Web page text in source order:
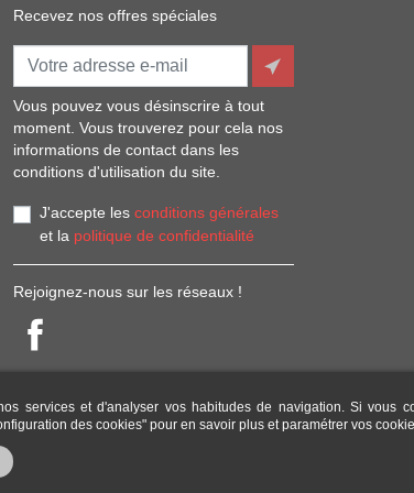
services et d'analyser vos habitudes de navigation. Si vous
des cookies" pour en savoir plus et paramétrer vos
Recevez nos offres spéciales
Vous pouvez vous désinscrire à tout
moment. Vous trouverez pour cela nos
informations de contact dans les
conditions d'utilisation du site.
J'accepte les conditions générales
et la politique de confidentialité
Rejoignez-nous sur les réseaux !
lettre.com